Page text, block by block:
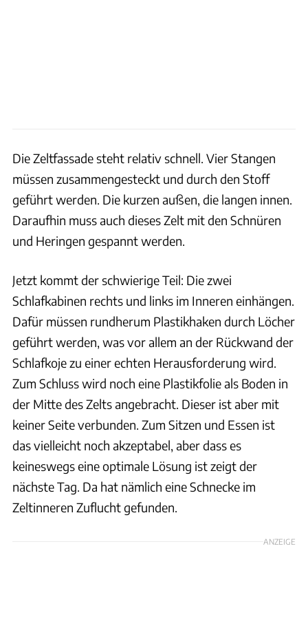
Die Zeltfassade steht relativ schnell. Vier Stangen
müssen zusammengesteckt und durch den Stoff
geführt werden. Die kurzen außen, die langen innen.
Daraufhin muss auch dieses Zelt mit den Schnüren
und Heringen gespannt werden.
Jetzt kommt der schwierige Teil: Die zwei
Schlafkabinen rechts und links im Inneren einhängen.
Dafür müssen rundherum Plastikhaken durch Löcher
geführt werden, was vor allem an der Rückwand der
Schlafkoje zu einer echten Herausforderung wird.
Zum Schluss wird noch eine Plastikfolie als Boden in
der Mitte des Zelts angebracht. Dieser ist aber mit
keiner Seite verbunden. Zum Sitzen und Essen ist
das vielleicht noch akzeptabel, aber dass es
keineswegs eine optimale Lösung ist zeigt der
nächste Tag. Da hat nämlich eine Schnecke im
Zeltinneren Zuflucht gefunden.
ANZEIGE